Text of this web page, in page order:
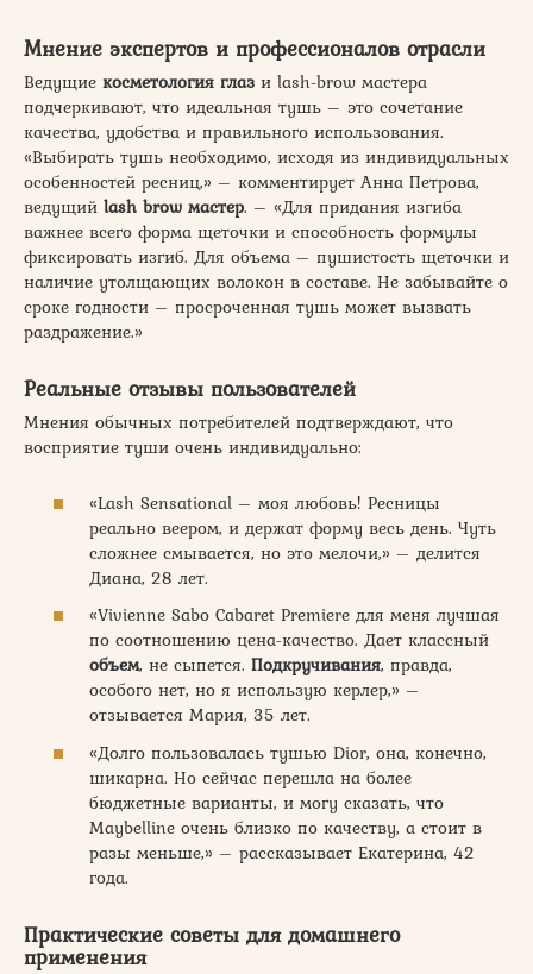
Мнение экспертов и профессионалов отрасли
Ведущие косметология глаз и lash-brow мастера
подчеркивают, что идеальная тушь – это сочетание
качества, удобства и правильного использования.
«Выбирать тушь необходимо, исходя из индивидуальных
особенностей ресниц,» – комментирует Анна Петрова,
ведущий lash brow мастер. – «Для придания изгиба
важнее всего форма щеточки и способность формулы
фиксировать изгиб. Для объема – пушистость щеточки и
наличие утолщающих волокон в составе. Не забывайте о
сроке годности – просроченная тушь может вызвать
раздражение.»
Реальные отзывы пользователей
Мнения обычных потребителей подтверждают, что
восприятие туши очень индивидуально:
«Lash Sensational – моя любовь! Ресницы
реально веером, и держат форму весь день. Чуть
сложнее смывается, но это мелочи,» – делится
Диана, 28 лет.
«Vivienne Sabo Cabaret Premiere для меня лучшая
по соотношению цена-качество. Дает классный
объем, не сыпется. Подкручивания, правда,
особого нет, но я использую керлер,» –
отзывается Мария, 35 лет.
«Долго пользовалась тушью Dior, она, конечно,
шикарна. Но сейчас перешла на более
бюджетные варианты, и могу сказать, что
Maybelline очень близко по качеству, а стоит в
разы меньше,» – рассказывает Екатерина, 42
года.
Практические советы для домашнего
применения